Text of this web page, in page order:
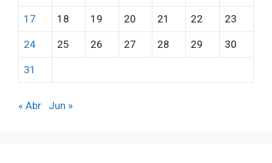
17 18 19 20 21 22 23
24 25 26 27 28 29 30
31
« Abr Jun »